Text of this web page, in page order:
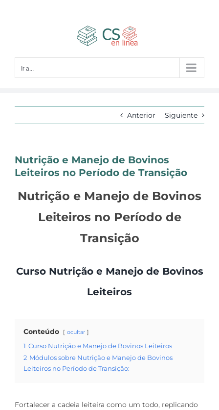
Ir a...
Anterior Siguiente
Nutrição e Manejo de Bovinos
Leiteiros no Período de Transição
Nutrição e Manejo de Bovinos
Leiteiros no Período de
Transição
Curso Nutrição e Manejo de Bovinos
Leiteiros
Conteúdo ocultar
1 Curso Nutrição e Manejo de Bovinos Leiteiros
2 Módulos sobre Nutrição e Manejo de Bovinos
Leiteiros no Período de Transição:
Fortalecer a cadeia leiteira como um todo, replicando